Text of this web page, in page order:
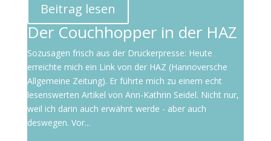
Beitrag lesen
Der Couchhopper in der HAZ
Sozusagen frisch aus der Druckerpresse: Heute
erreichte mich ein Link von der HAZ (Hannoversche
Allgemeine Zeitung). Er führte mich zu einem echt
lesenswerten Artikel von Ann-Kathrin Seidel. Nicht nur,
weil ich darin auch erwähnt werde - aber auch
deswegen. Vor...